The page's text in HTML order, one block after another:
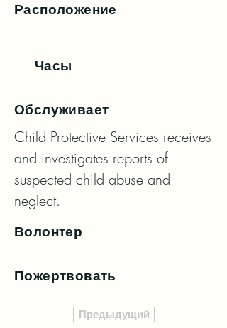
Расположение
Часы
Обслуживает
Child Protective Services receives
and investigates reports of
suspected child abuse and
neglect.
Волонтер
Пожертвовать
Предыдущий